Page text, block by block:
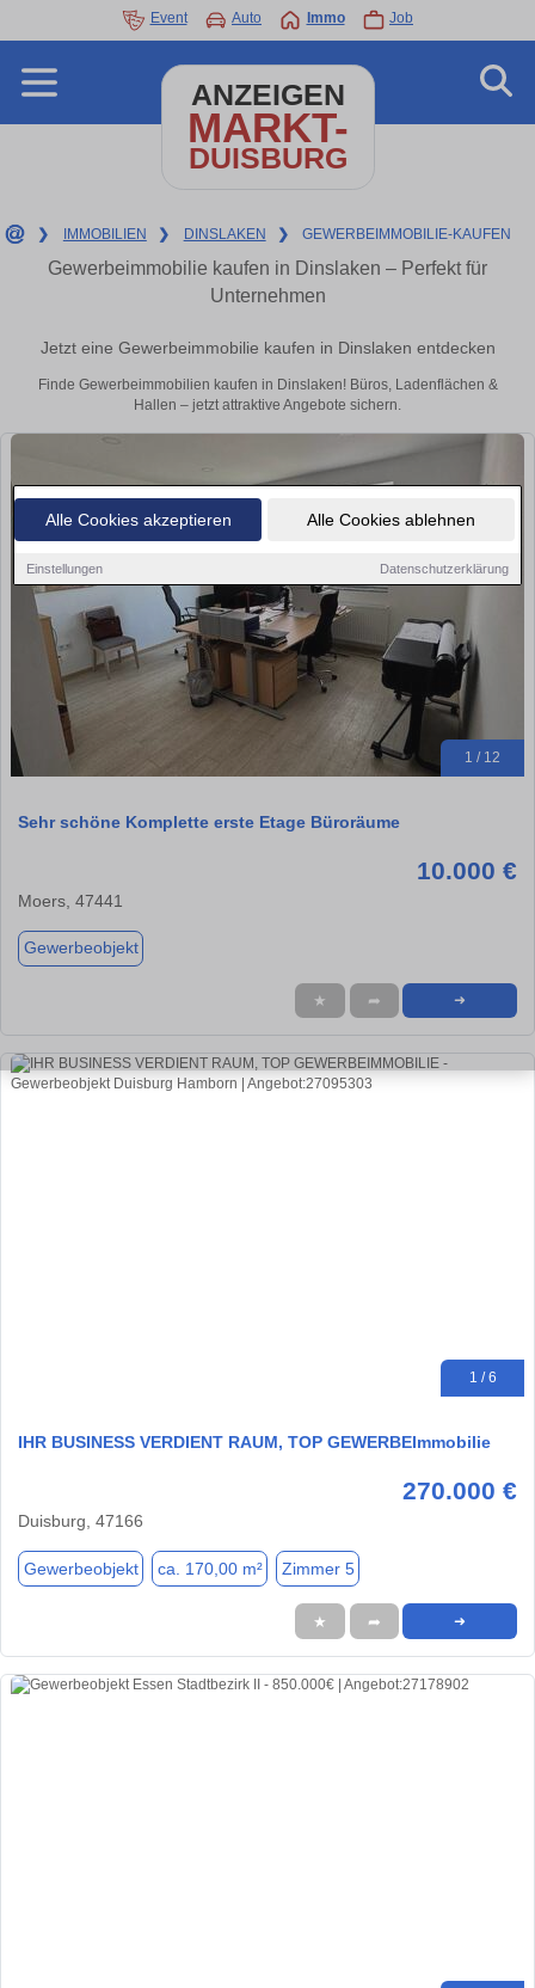
Alle Cookies akzeptieren Alle Cookies ablehnen
Einstellungen Datenschutzerklärung
Event Auto Immo Job
ANZEIGEN
MARKT-
DUISBURG
❯ IMMOBILIEN ❯ DINSLAKEN ❯ GEWERBEIMMOBILIE-KAUFEN
Gewerbeimmobilie kaufen in Dinslaken – Perfekt für
Unternehmen
Jetzt eine Gewerbeimmobilie kaufen in Dinslaken entdecken
Finde Gewerbeimmobilien kaufen in Dinslaken! Büros, Ladenflächen &
Hallen – jetzt attraktive Angebote sichern.
1 / 12
Sehr schöne Komplette erste Etage Büroräume
10.000 €
Moers, 47441
Gewerbeobjekt
★ ➦ ➜
1 / 6
IHR BUSINESS VERDIENT RAUM, TOP GEWERBEImmobilie
270.000 €
Duisburg, 47166
Gewerbeobjekt ca. 170,00 m² Zimmer 5
★ ➦ ➜